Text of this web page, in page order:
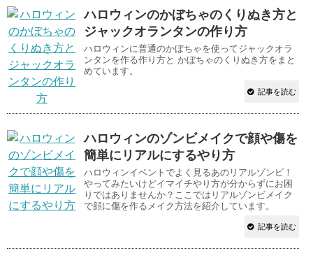
ハロウィンのかぼちゃのくりぬき方と
ジャックオランタンの作り方
ハロウィンに普通のかぼちゃを使ってジャックオラ
ンタンを作る作り方と かぼちゃのくりぬき方をまと
めています。
記事を読む
ハロウィンのゾンビメイクで顔や傷を
簡単にリアルにするやり方
ハロウィンイベントでよく見るあのリアルゾンビ！
やってみたいけどイマイチやり方が分からずにお困
りではありませんか？ここではリアルゾンビメイク
で顔に傷を作るメイク方法を紹介しています。
記事を読む